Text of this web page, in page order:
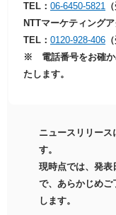
TEL： 06-6450-5821
NTTマーケティング
TEL： 0120-928-406
※ 電話番号をお確か
たします。
ニュースリリー
す。
現時点では、発表
で、あらかじめご
します。